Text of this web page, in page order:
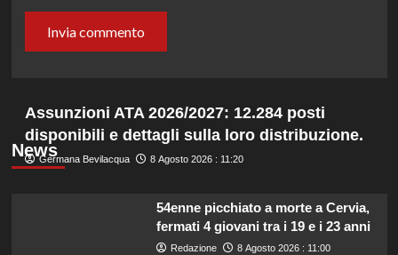
News
Assunzioni ATA 2026/2027: 12.284 posti
disponibili e dettagli sulla loro distribuzione.
Germana Bevilacqua 8 Agosto 2026 : 11:20
54enne picchiato a morte a Cervia,
fermati 4 giovani tra i 19 e i 23 anni
Redazione 8 Agosto 2026 : 11:00